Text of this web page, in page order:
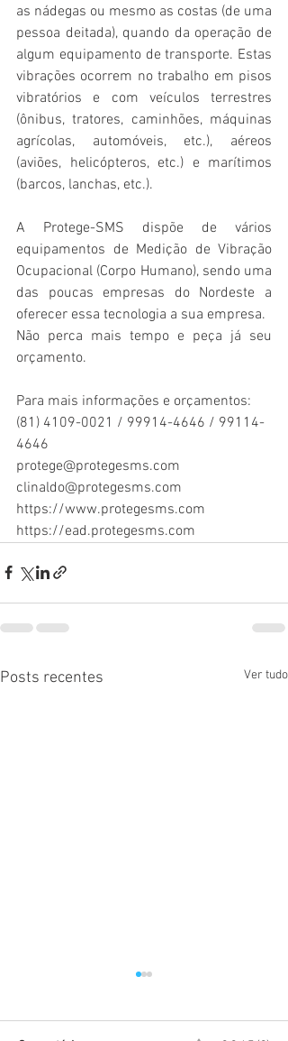
as nádegas ou mesmo as costas (de uma
pessoa deitada), quando da operação de
algum equipamento de transporte. Estas
vibrações ocorrem no trabalho em pisos
vibratórios e com veículos terrestres
(ônibus, tratores, caminhões, máquinas
agrícolas, automóveis, etc.), aéreos
(aviões, helicópteros, etc.) e marítimos
(barcos, lanchas, etc.).
A Protege-SMS dispõe de vários
equipamentos de Medição de Vibração
Ocupacional (Corpo Humano), sendo uma
das poucas empresas do Nordeste a
oferecer essa tecnologia a sua empresa.
Não perca mais tempo e peça já seu
orçamento.
Para mais informações e orçamentos:
(81) 4109-0021 / 99914-4646 / 99114-
4646
protege@protegesms.com
clinaldo@protegesms.com
https://www.protegesms.com
https://ead.protegesms.com
Posts recentes Ver tudo